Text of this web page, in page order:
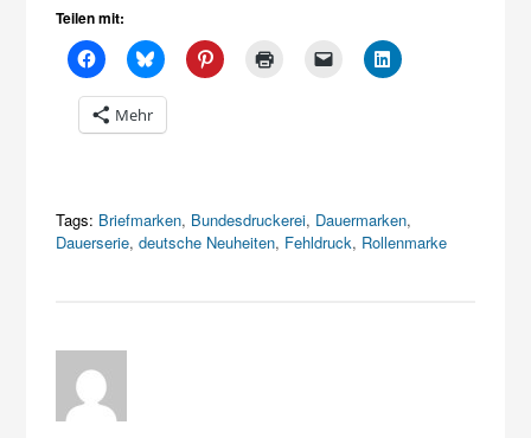
Teilen mit:
Mehr
Tags: Briefmarken, Bundesdruckerei, Dauermarken,
Dauerserie,deutsche Neuheiten, Fehldruck, Rollenmarke